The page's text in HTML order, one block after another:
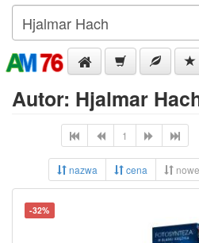
Autor: Hjalmar
1
nazwa cena nowe
-32%